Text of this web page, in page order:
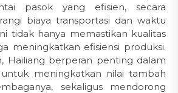
pasok yang efisien, secara
biaya transportasi dan waktu
tidak hanya memastikan kualitas
meningkatkan efisiensi produksi.
Hailiang berperan penting dalam
meningkatkan nilai tambah
sekaligus mendorong